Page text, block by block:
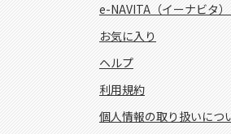
e-NAVITA（イーナビタ
お気に入り
ヘルプ
利用規約
個人情報の取り扱いにつ